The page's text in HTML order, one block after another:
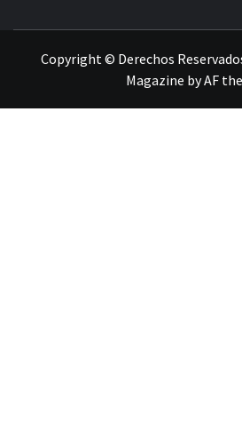
Copyright © Derechos
Magazine byAF